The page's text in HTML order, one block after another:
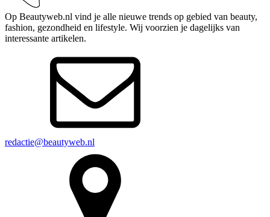
Op Beautyweb.nl vind je alle nieuwe trends op gebied van beauty,
fashion, gezondheid en lifestyle. Wij voorzien je dagelijks van
interessante artikelen.
redactie@beautyweb.nl